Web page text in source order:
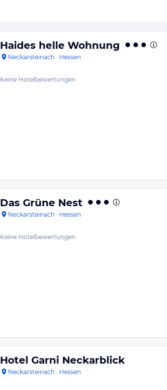
Haides helle Wohnung
Neckarsteinach · Hessen
Keine Hotelbewertungen
Das Grüne Nest
Neckarsteinach · Hessen
Keine Hotelbewertungen
Hotel Garni Neckarblick
Neckarsteinach · Hessen